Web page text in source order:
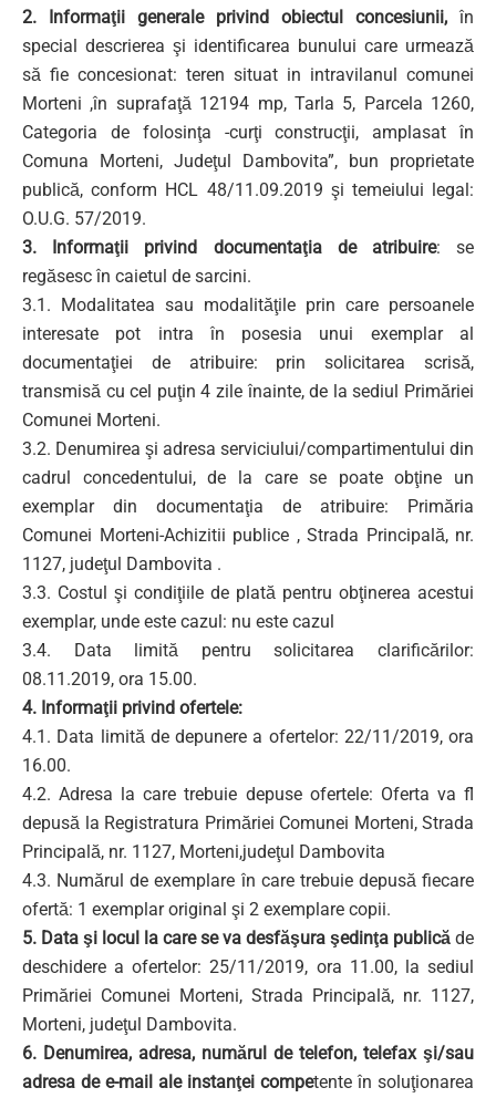
2. Informaţii generale privind obiectul concesiunii, în
special descrierea şi identificarea bunului care urmează
să fie concesionat: teren situat in intravilanul comunei
Morteni ,în suprafaţă 12194 mp, Tarla 5, Parcela 1260,
Categoria de folosinţa -curţi construcţii, amplasat în
Comuna Morteni, Judeţul Dambovita”, bun proprietate
publică, conform HCL 48/11.09.2019 şi temeiului legal:
O.U.G. 57/2019.
3. Informaţii privind documentaţia de atribuire: se
regăsesc în caietul de sarcini.
3.1. Modalitatea sau modalităţile prin care persoanele
interesate pot intra în posesia unui exemplar al
documentaţiei de atribuire: prin solicitarea scrisă,
transmisă cu cel puţin 4 zile înainte, de la sediul Primăriei
Comunei Morteni.
3.2. Denumirea şi adresa serviciului/compartimentului din
cadrul concedentului, de la care se poate obţine un
exemplar din documentaţia de atribuire: Primăria
Comunei Morteni-Achizitii publice , Strada Principală, nr.
1127, judeţul Dambovita .
3.3. Costul şi condiţiile de plată pentru obţinerea acestui
exemplar, unde este cazul: nu este cazul
3.4. Data limită pentru solicitarea clarificărilor:
08.11.2019, ora 15.00.
4. Informaţii privind ofertele:
4.1. Data limită de depunere a ofertelor: 22/11/2019, ora
16.00.
4.2. Adresa la care trebuie depuse ofertele: Oferta va fl
depusă la Registratura Primăriei Comunei Morteni, Strada
Principală, nr. 1127, Morteni,judeţul Dambovita
4.3. Numărul de exemplare în care trebuie depusă fiecare
ofertă: 1 exemplar original şi 2 exemplare copii.
5. Data şi locul la care se va desfăşura şedinţa publică de
deschidere a ofertelor: 25/11/2019, ora 11.00, la sediul
Primăriei Comunei Morteni, Strada Principală, nr. 1127,
Morteni, judeţul Dambovita.
6. Denumirea, adresa, numărul de telefon, telefax şi/sau
adresa de e-mail ale instanţei competente în soluţionarea